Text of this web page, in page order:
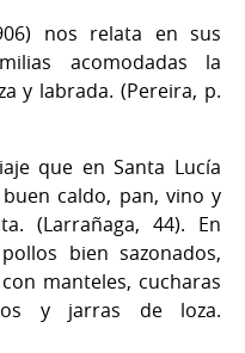
nos relata en sus
acomodadas la
y labrada. (Pereira, p.
que en Santa Lucía
caldo, pan, vino y
(Larrañaga, 44). En
bien sazonados,
manteles, cucharas
y jarras de loza.